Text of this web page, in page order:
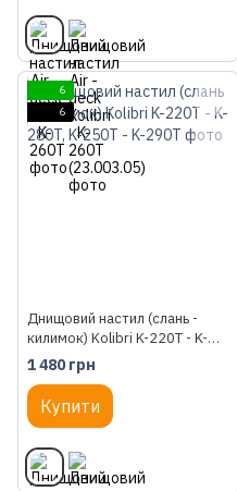
6
6
Днищовий настил (слань -
килимок) Kolibri K-220T - K-
280T, K-250T - K-290T
1 480 грн
Купити